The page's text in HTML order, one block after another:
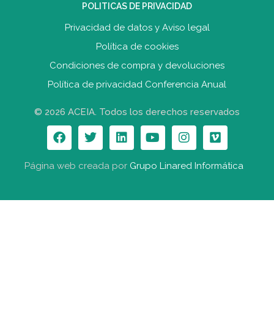
POLITICAS DE PRIVACIDAD
Privacidad de datos y Aviso legal
Política de cookies
Condiciones de compra y devoluciones
Política de privacidad Conferencia Anual
© 2026 ACEIA. Todos los derechos reservados
Página web creada por Grupo Linared Informática